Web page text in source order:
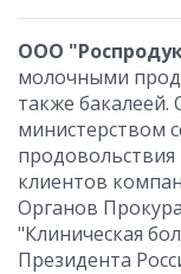
ООО
молочными
также бакалеей.
министерством
клиентов
Органов
"Клиническая
Президента